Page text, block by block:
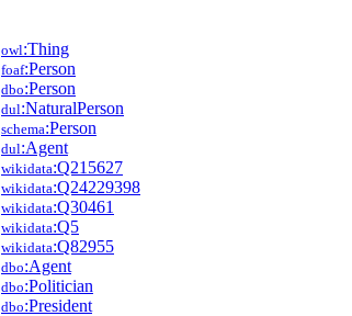
owl:Thing
foaf:Person
dbo:Person
dul:NaturalPerson
schema:Person
dul:Agent
wikidata:Q215627
wikidata:Q24229398
wikidata:Q30461
wikidata:Q5
wikidata:Q82955
dbo:Agent
dbo:Politician
dbo:President